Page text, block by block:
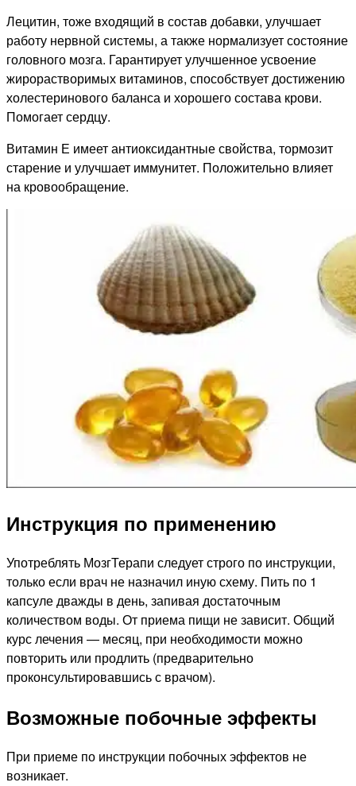
Лецитин, тоже входящий в состав добавки, улучшает
работу нервной системы, а также нормализует состояние
головного мозга. Гарантирует улучшенное усвоение
жирорастворимых витаминов, способствует достижению
холестеринового баланса и хорошего состава крови.
Помогает сердцу.
Витамин Е имеет антиоксидантные свойства, тормозит
старение и улучшает иммунитет. Положительно влияет
на кровообращение.
Инструкция по применению
Употреблять МозгТерапи следует строго по инструкции,
только если врач не назначил иную схему. Пить по 1
капсуле дважды в день, запивая достаточным
количеством воды. От приема пищи не зависит. Общий
курс лечения — месяц, при необходимости можно
повторить или продлить (предварительно
проконсультировавшись с врачом).
Возможные побочные эффекты
При приеме по инструкции побочных эффектов не
возникает.